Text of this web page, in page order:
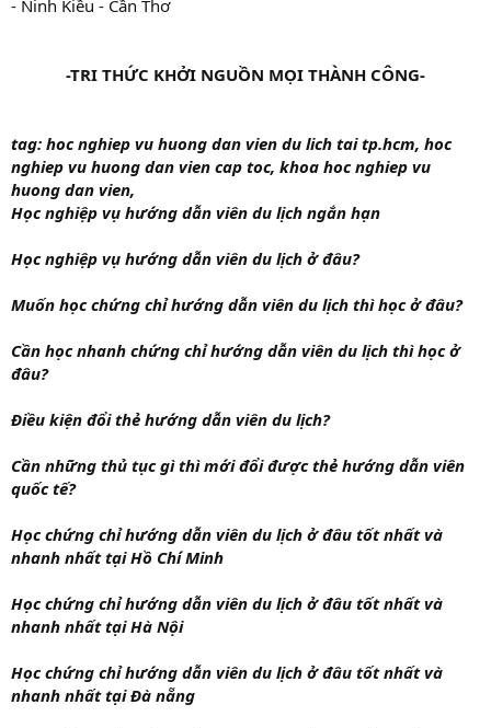
- Ninh Kiều - Cần Thơ
-TRI THỨC KHỞI NGUỒN MỌI THÀNH CÔNG-
tag: hoc nghiep vu huong dan vien du lich tai tp.hcm, hoc
nghiep vu huong dan vien cap toc, khoa hoc nghiep vu
huong dan vien,
Học nghiệp vụ hướng dẫn viên du lịch ngắn hạn
Học nghiệp vụ hướng dẫn viên du lịch ở đâu?
Muốn học chứng chỉ hướng dẫn viên du lịch thì học ở đâu?
Cần học nhanh chứng chỉ hướng dẫn viên du lịch thì học ở
đâu?
Điều kiện đổi thẻ hướng dẫn viên du lịch?
Cần những thủ tục gì thì mới đổi được thẻ hướng dẫn viên
quốc tế?
Học chứng chỉ hướng dẫn viên du lịch ở đâu tốt nhất và
nhanh nhất tại Hồ Chí Minh
Học chứng chỉ hướng dẫn viên du lịch ở đâu tốt nhất và
nhanh nhất tại Hà Nội
Học chứng chỉ hướng dẫn viên du lịch ở đâu tốt nhất và
nhanh nhất tại Đà nẵng